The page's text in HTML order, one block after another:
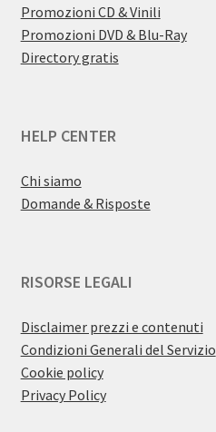
Promozioni CD & Vinili
Promozioni DVD & Blu-Ray
Directory gratis
HELP CENTER
Chi siamo
Domande & Risposte
RISORSE LEGALI
Disclaimer prezzi e contenuti
Condizioni Generali del Servizio
Cookie policy
Privacy Policy